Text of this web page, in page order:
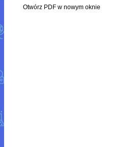
Otwórz PDF w nowym oknie